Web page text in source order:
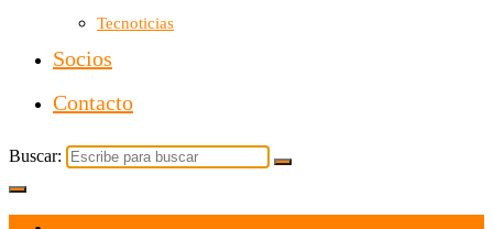
Tecnoticias
Socios
Contacto
Buscar: